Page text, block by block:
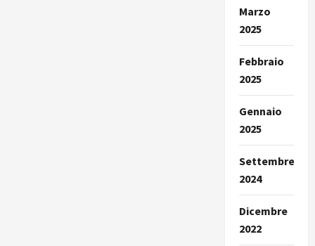
Marzo
2025
Febbraio
2025
Gennaio
2025
Settembre
2024
Dicembre
2022